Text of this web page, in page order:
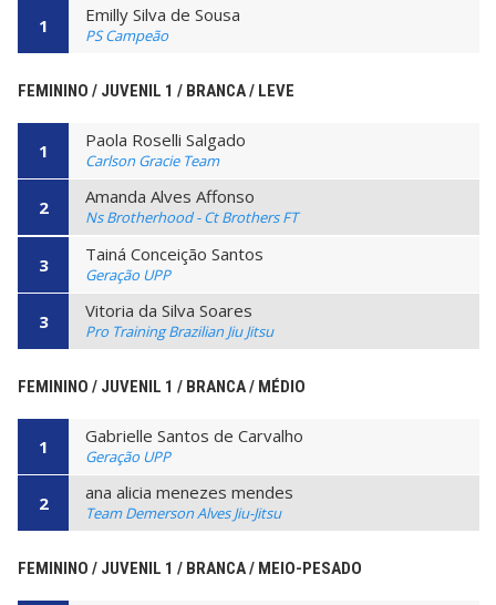
1 Emilly Silva de Sousa
PS Campeão
FEMININO / JUVENIL 1 / BRANCA / LEVE
1 Paola Roselli Salgado
Carlson Gracie Team
2 Amanda Alves Affonso
Ns Brotherhood - Ct Brothers FT
3 Tainá Conceição Santos
Geração UPP
3 Vitoria da Silva Soares
Pro Training Brazilian Jiu Jitsu
FEMININO / JUVENIL 1 / BRANCA / MÉDIO
1 Gabrielle Santos de Carvalho
Geração UPP
2 ana alicia menezes mendes
Team Demerson Alves Jiu-Jitsu
FEMININO / JUVENIL 1 / BRANCA / MEIO-PESADO